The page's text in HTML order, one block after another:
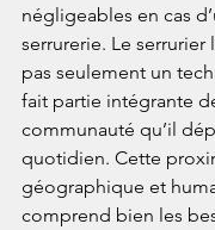
négligeables en cas
serrurerie. Le serrurier
pas seulement un
fait partie intégrante
communauté qu’il
quotidien. Cette
géographique et
comprend bien les